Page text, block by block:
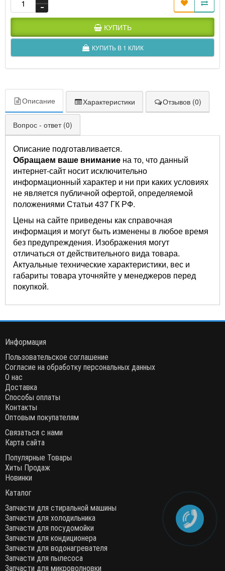
КУПИТЬ
КУПИТЬ В 1 КЛИК
Описание Характеристики Отзывов (0)
Вопрос - ответ (0)
Описание подготавливается.
Обращаем ваше внимание на то, что данный
интернет-сайт носит исключительно
информационный характер и ни при каких условиях
не является публичной офертой, определяемой
положениями Статьи 437 ГК РФ.
Цены на сайте приведены как справочная
информация и могут быть изменены в любое время
без предупреждения. Изображения могут
отличаться от действительного вида товара.
Актуальные технические характеристики, вес и
габариты товара уточняйте у менеджеров перед
покупкой.
Информация
Пользовательское соглашение
Согласие на обработку персональных данных
О нас
Доставка
Способы оплаты
Контакты
Оптовым покупателям
Связаться с нами
Карта сайта
Популярные Товары
Хиты Продаж
Новинки
Каталог
Запчасти для стиральной машины
Запчасти для холодильника
Запчасти для посудомойки
Запчасти для кондиционера
Запчасти для водонагревателя
Запчасти для пылесоса
Запчасти для микроволновки